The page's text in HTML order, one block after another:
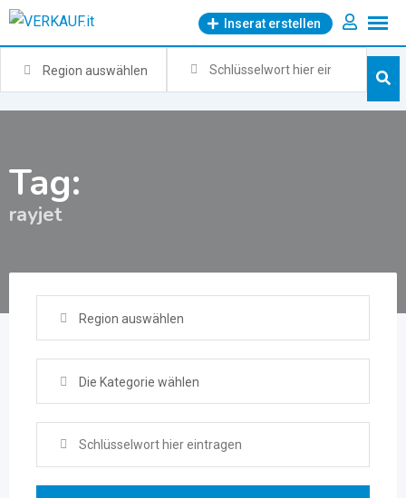
Zum
springen
Inserat erstellen
Region auswählen
Tag:
rayjet
Region auswählen
Die Kategorie wählen